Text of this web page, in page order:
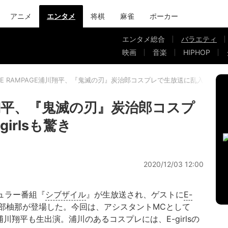
アニメ エンタメ 将棋 麻雀 ポーカー
エンタメ総合
バラエティ
映画
音楽 HIPHOP
RAMPAGE浦川翔平、『鬼滅の刃』炭治郎コスプレで生放送に乱入！E-
、『鬼滅の刃』炭治郎コスプ
も驚き
2020/12/03 12:00
ラー番組『シブザイル』が生放送され、ゲストにE-
柚那が登場した。今回は、アシスタントMCとして
川翔平も生出演。浦川のあるコスプレには、E-girlsの